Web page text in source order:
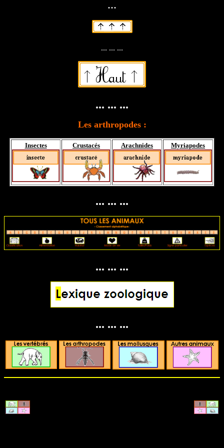
...
... ... ...
... ... ...
Les arthropodes :
Insectes Crustacés Arachnides Myriapodes
... ... ...
... ... ...
... ... ...